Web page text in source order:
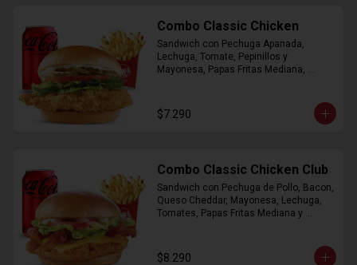
Combo Classic Chicken
Sandwich con Pechuga Apanada,
Lechuga, Tomate, Pepinillos y
Mayonesa, Papas Fritas Mediana,
$7.290
Combo Classic Chicken Club
Sandwich con Pechuga de Pollo, Bacon,
Queso Cheddar, Mayonesa, Lechuga,
Tomates, Papas Fritas Mediana y
$8.290